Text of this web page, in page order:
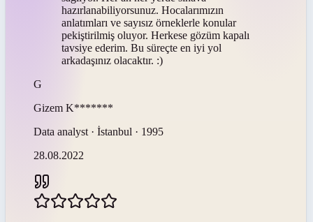
hazırlanabiliyorsunuz. Hocalarımızın
anlatımları ve sayısız örneklerle konular
pekiştirilmiş oluyor. Herkese gözüm kapalı
tavsiye ederim. Bu süreçte en iyi yol
arkadaşınız olacaktır. :)
G
Gizem K*******
Data analyst · İstanbul · 1995
28.08.2022